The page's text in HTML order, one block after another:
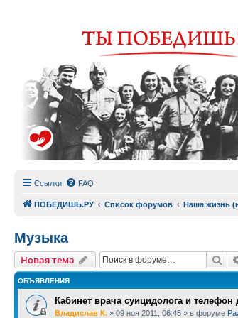
Ссылки FAQ
ПОБЕДИШЬ.РУ Список форумов Наша жизнь
Музыка
Новая тема
ОБЪЯВЛЕНИЯ
Кабинет врача суицидолога и телефон
Владислав К. » 09 ноя 2011, 06:45 » в форуме